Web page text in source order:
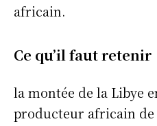
africain.
Ce qu’il faut retenir
la montée de la Libye
producteur africain